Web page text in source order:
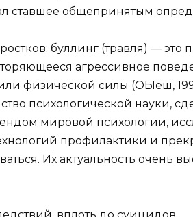
ставшее общепринятым
буллинг (травля) — это
агрессивное
физической силы (ОЫеш,
психологической науки,
мировой психологии,
профилактики и
Их актуальность очень